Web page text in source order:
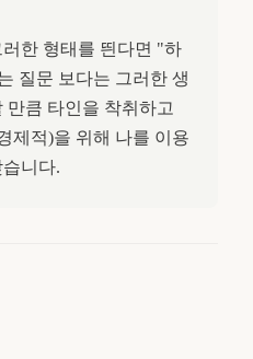
한 형태를 띈다면 "하
질문 보다는 그러한 생
만큼 타인을 착취하고
제적)을 위해 나를 이용
니다.